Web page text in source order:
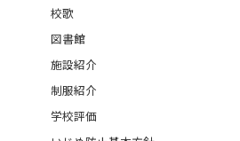
校歌
図書館
施設紹介
制服紹介
学校評価